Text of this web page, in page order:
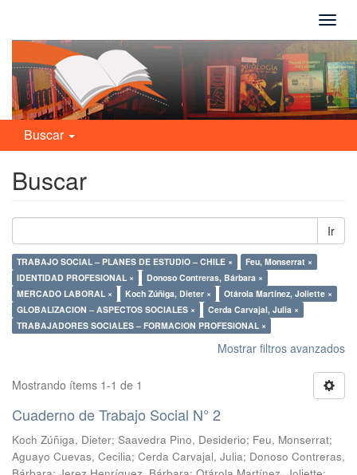
Buscar
Buscar
Ir
TRABAJO SOCIAL – PLANES DE ESTUDIO – CHILE ×
Feu, Monserrat ×
IDENTIDAD PROFESIONAL ×
Donoso Contreras, Bárbara ×
MERCADO LABORAL ×
Koch Zúñiga, Dieter ×
Otárola Martínez, Joliette ×
GLOBALIZACION – ASPECTOS SOCIALES ×
Cerda Carvajal, Julia ×
TRABAJADORES SOCIALES – FORMACION PROFESIONAL ×
Mostrar filtros avanzados
Mostrando ítems 1-1 de 1
Cuaderno de Trabajo Social N° 2
Koch Zúñiga, Dieter; Saavedra Pino, Desiderio; Feu, Monserrat;
Aguayo Cuevas, Cecilia; Cerda Carvajal, Julia; Donoso Contreras,